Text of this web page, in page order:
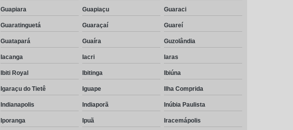
Guapiara Guapiaçu Guaraci
Guaratinguetá Guaraçaí Guareí
Guatapará Guaíra Guzolândia
Iacanga Iacri Iaras
Ibiti Royal Ibitinga Ibiúna
Igaraçu do Tietê Iguape Ilha Comprida
Indianapolis Indiaporã Inúbia Paulista
Iporanga Ipuã Iracemápolis